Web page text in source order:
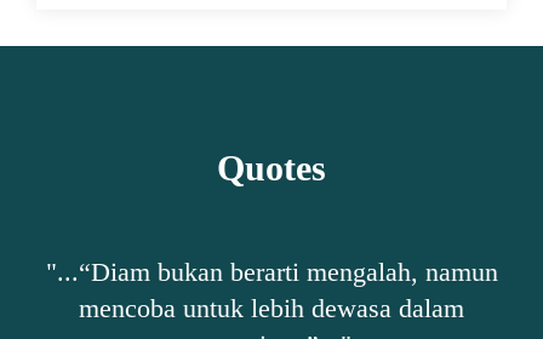
Quotes
"...“Diam bukan berarti mengalah, namun
mencoba untuk lebih dewasa dalam